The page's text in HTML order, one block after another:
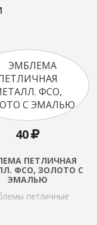
40
ПЕТЛИЧНАЯ
ФСО, ЗОЛОТО С
ЭМАЛЬЮ
петличные